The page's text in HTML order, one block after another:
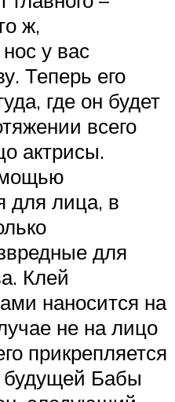
ж,
у вас
Теперь его
где он будет
всего
актрисы.
для лица, в
для
Клей
наносится на
не на лицо
прикрепляется
будущей Бабы